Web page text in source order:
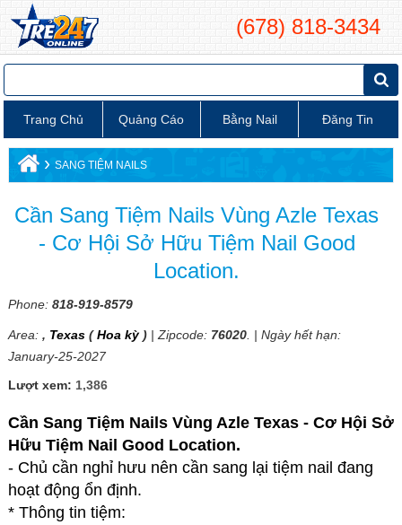
(678) 818-3434
Trang Chủ Quảng Cáo Bằng Nail Đăng Tin
› SANG TIỆM NAILS
Cần Sang Tiệm Nails Vùng Azle Texas
- Cơ Hội Sở Hữu Tiệm Nail Good
Location.
Phone: 818-919-8579
Area: , Texas(Hoa kỳ)| Zipcode: 76020. | Ngày hết hạn:
January-25-2027
Lượt xem: 1,386
Cần Sang Tiệm Nails Vùng Azle Texas - Cơ Hội Sở
Hữu Tiệm Nail Good Location.
- Chủ cần nghỉ hưu nên cần sang lại tiệm nail đang
hoạt động ổn định.
* Thông tin tiệm: